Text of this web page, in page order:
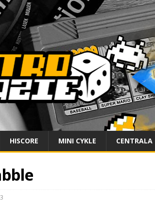
HISCORE MINI CYKLE CENTRALA
3